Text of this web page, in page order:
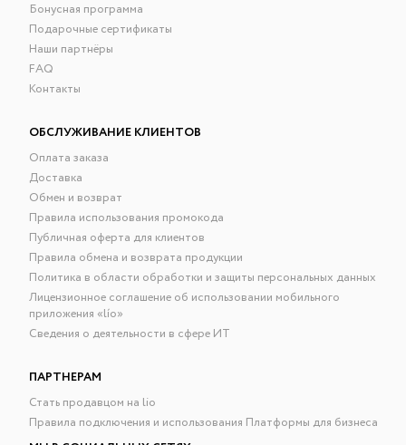
Бонусная программа
Подарочные сертификаты
Наши партнёры
FAQ
Контакты
ОБСЛУЖИВАНИЕ КЛИЕНТОВ
Оплата заказа
Доставка
Обмен и возврат
Правила использования промокода
Публичная оферта для клиентов
Правила обмена и возврата продукции
Политика в области обработки и защиты персональных данных
Лицензионное соглашение об использовании мобильного
приложения «lío»
Сведения о деятельности в сфере ИТ
ПАРТНЕРАМ
Стать продавцом на lio
Правила подключения и использования Платформы для бизнеса